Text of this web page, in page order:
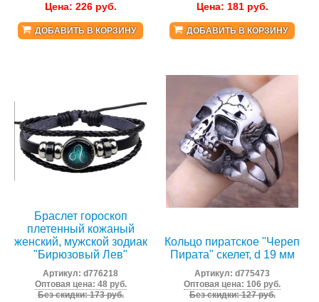
Цена: 226руб.
ДОБАВИТЬ В КОРЗИНУ
Цена: 181руб.
ДОБАВИТЬ В КОРЗИНУ
Браслет гороскоп
плетенный кожаный
женский, мужской зодиак
"Бирюзовый Лев"
Артикул:d776218
Оптовая цена: 48 руб.
Без скидки: 173 руб.
Кольцо пиратское "Череп
Пирата" скелет, d 19 мм
Артикул:d775473
Оптовая цена: 106 руб.
Без скидки: 127 руб.